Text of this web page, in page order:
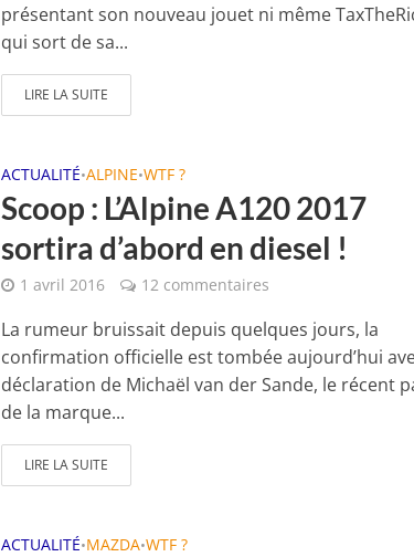
présentant son nouveau jouet ni même
qui sort de sa...
LIRE LA SUITE
ACTUALITÉ•ALPINE•WTF ?
Scoop : L’Alpine A120 2017
sortira d’abord en diesel !
1 avril 2016 12 commentaires
La rumeur bruissait depuis quelques jours, la
confirmation officielle est tombée aujourd’hui
déclaration de Michaël van der Sande, le récent
de la marque...
LIRE LA SUITE
ACTUALITÉ•MAZDA•WTF ?